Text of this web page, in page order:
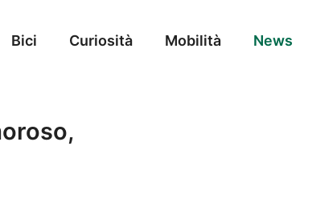
Bici Curiosità Mobilità News